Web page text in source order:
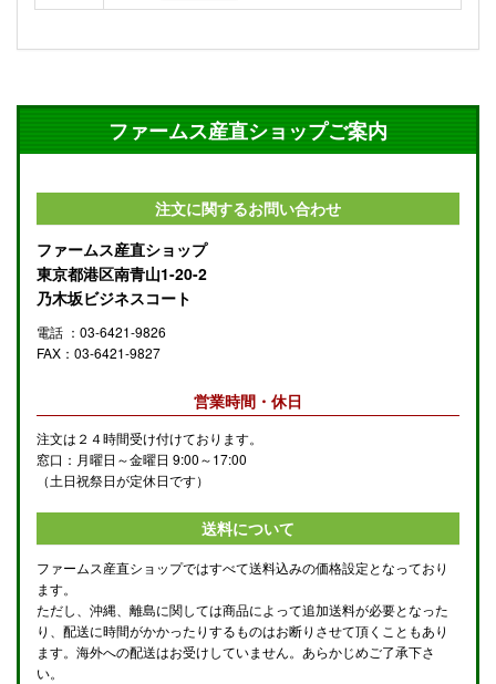
ファームス産直ショップご案内
注文に関するお問い合わせ
ファームス産直ショップ
東京都港区南青山1-20-2
乃木坂ビジネスコート
電話 ：03-6421-9826
FAX：03-6421-9827
営業時間・休日
注文は２４時間受け付けております。
窓口：月曜日～金曜日 9:00～17:00
（土日祝祭日が定休日です）
送料について
ファームス産直ショップではすべて送料込みの価格設定となっており
ます。
ただし、沖縄、離島に関しては商品によって追加送料が必要となった
り、配送に時間がかかったりするものはお断りさせて頂くこともあり
ます。海外への配送はお受けしていません。あらかじめご了承下さ
い。